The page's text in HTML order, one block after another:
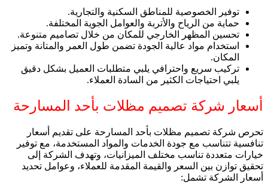
توفير الخصوصية للمناطق السكنية والتجارية.
حماية من الرياح والأتربة والعوامل الجوية المختلفة.
تحسين المظهر الخارجي للمكان من خلال تصاميم متنوعة.
استخدام مواد عالية الجودة تضمن طول العمر والمتانة وتميز
المكان.
تركيب سريع واحترافي يلبي متطلبات العميل بشكل دقيق
يلبي احتياجات الكثير من السادة العملاء.
أسعار شركة تصميم مظلات بأحد المسارحة
تحرص شركة تصميم مظلات بأحد المسارحة على تقديم أسعار
تنافسية تتناسب مع جودة الخدمات والمواد المستخدمة، مع توفير
خيارات متعددة تناسب مختلف الميزانيات، وتهدف الشركة إلى
تحقيق توازن بين السعر والقيمة المقدمة للعملاء، وعوامل تحديد
أسعار الشركة تشمل: